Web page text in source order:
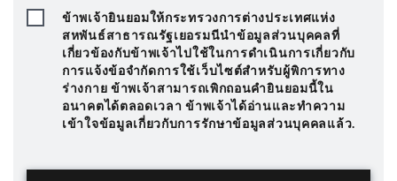
ข้าพเจ้ายินยอมให้กระทรวงการต่างประเทศแห่ง
สหพันธ์สาธารณรัฐเยอรมนีนำข้อมูลส่วนบุคคลที่
เกี่ยวข้องกับข้าพเจ้าไปใช้ในการดำเนินการเกี่ยวกับ
การแจ้งข้อจำกัดการใช้เว็บไซต์สำหรับผู้พิการทาง
ร่างกาย ข้าพเจ้าสามารถเพิกถอนคำยินยอมนี้ใน
อนาคตได้ตลอดเวลา ข้าพเจ้าได้อ่านและทำความ
เข้าใจข้อมูลเกี่ยวกับการรักษาข้อมูลส่วนบุคคลแล้ว.